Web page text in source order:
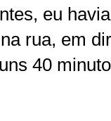
eu
rua, em
40